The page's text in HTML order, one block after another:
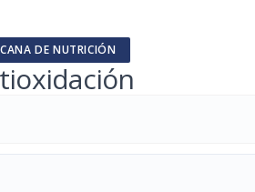
DE NUTRICIÓN